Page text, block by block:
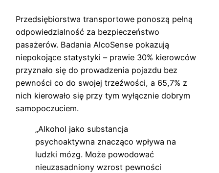
Przedsiębiorstwa transportowe ponoszą pełną
odpowiedzialność za bezpieczeństwo
pasażerów. Badania AlcoSense pokazują
niepokojące statystyki – prawie 30% kierowców
przyznało się do prowadzenia pojazdu bez
pewności co do swojej trzeźwości, a 65,7% z
nich kierowało się przy tym wyłącznie dobrym
samopoczuciem.
„Alkohol jako substancja
psychoaktywna znacząco wpływa na
ludzki mózg. Może powodować
nieuzasadniony wzrost pewności